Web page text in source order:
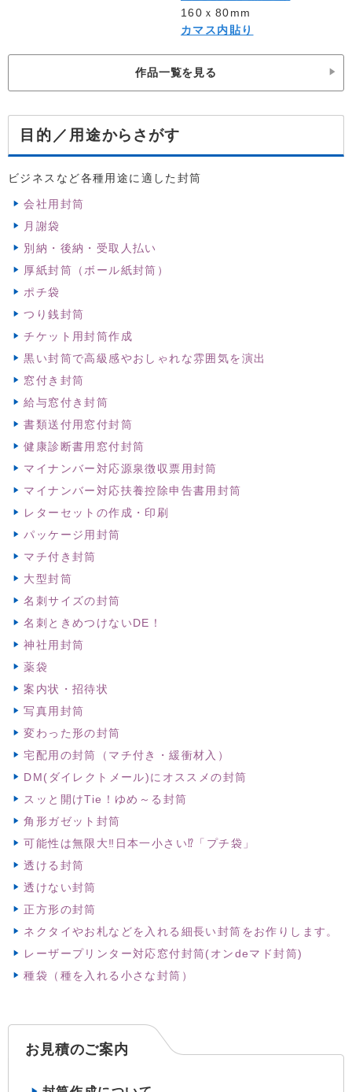
160ｘ80mm
カマス内貼り
作品一覧を見る
目的／用途からさがす
ビジネスなど各種用途に適した封筒
会社用封筒
月謝袋
別納・後納・受取人払い
厚紙封筒（ボール紙封筒）
ポチ袋
つり銭封筒
チケット用封筒作成
黒い封筒で高級感やおしゃれな雰囲気を演出
窓付き封筒
給与窓付き封筒
書類送付用窓付封筒
健康診断書用窓付封筒
マイナンバー対応源泉徴収票用封筒
マイナンバー対応扶養控除申告書用封筒
レターセットの作成・印刷
パッケージ用封筒
マチ付き封筒
大型封筒
名刺サイズの封筒
名刺ときめつけないDE！
神社用封筒
薬袋
案内状・招待状
写真用封筒
変わった形の封筒
宅配用の封筒（マチ付き・緩衝材入）
DM(ダイレクトメール)にオススメの封筒
スッと開けTie！ゆめ～る封筒
角形ガゼット封筒
可能性は無限大‼日本一小さい⁉「プチ袋」
透ける封筒
透けない封筒
正方形の封筒
ネクタイやお札などを入れる細長い封筒をお作りします。
レーザープリンター対応窓付封筒(オンdeマド封筒)
種袋（種を入れる小さな封筒）
お見積のご案内